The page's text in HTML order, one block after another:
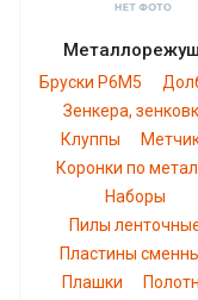
Бруски Р6М5
Зенкера,
Клуппы
Коронки по
Наборы
Пилы
Пластины
Плашки